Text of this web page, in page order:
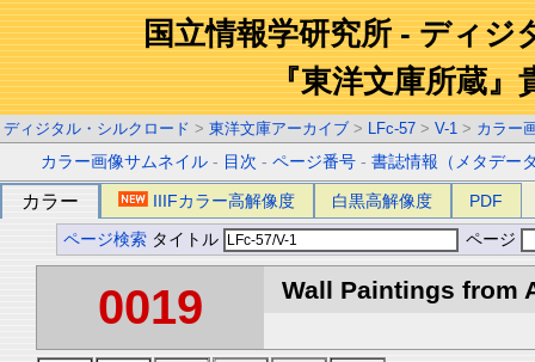
国立情報学研究所 - ディジ
『東洋文庫所蔵』
ディジタル・シルクロード > 東洋文庫アーカイブ > LFc-57 > V-1 > カラー
カラー画像サムネイル - 目次 -ページ番号 -書誌情報（メタデー
カラー IIIFカラー高解像度 白黒高解像度 PDF
ページ検索 タイトル ページ
0019 Wall Paintings from